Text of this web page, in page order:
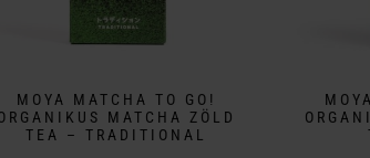
MOYA MATCHA TO GO!
MATCHA ZÖLD
TEA – TRADITIONAL